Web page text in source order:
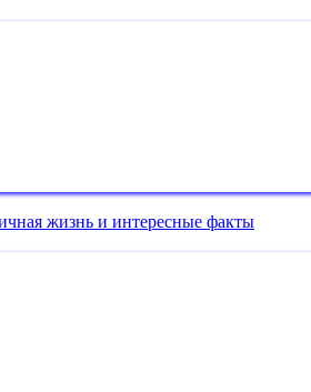
жизнь и интересные факты